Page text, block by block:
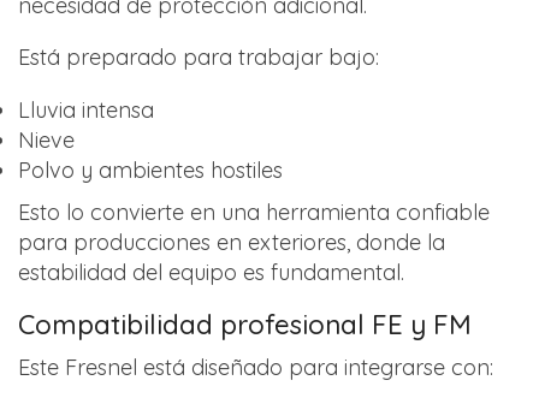
Está preparado para trabajar bajo:
Lluvia intensa
Nieve
Polvo y ambientes hostiles
Esto lo convierte en una herramienta confiable
para producciones en exteriores, donde la
estabilidad del equipo es fundamental.
Compatibilidad profesional FE y FM
Este Fresnel está diseñado para integrarse con: